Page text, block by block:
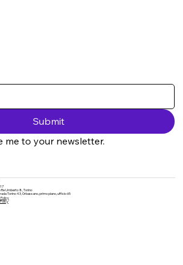
Submit
me to your newsletter.
Re Umberto 8, Torino
Torino 43, Orbassano, primo piano, ufficio 65
Policy